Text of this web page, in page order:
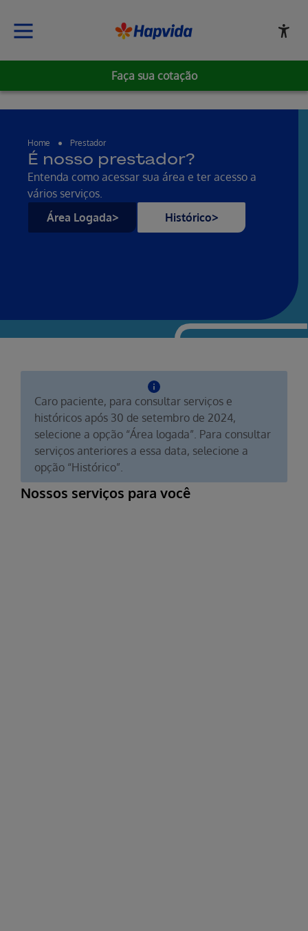
Faça sua cotação
Home Prestador
É nosso prestador?
Entenda como acessar sua área e ter acesso a
vários serviços.
Área Logada
Histórico
Caro paciente, para consultar serviços e
históricos após 30 de setembro de 2024,
selecione a opção “Área logada”. Para consultar
serviços anteriores a essa data, selecione a
opção “Histórico”.
Nossos serviços para você